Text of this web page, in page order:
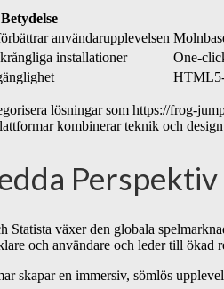
Betydelse
användarupplevelsen
installationer
One-
HTML5-
lösningar som https://frog-
kombinerar teknik och
växer den globala
och användare och leder till ökad
skapar en immersiv, sömlös